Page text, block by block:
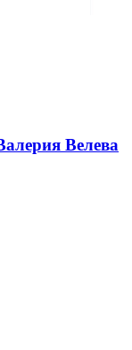
Велева